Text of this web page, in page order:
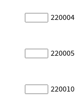
220004
220005
220010